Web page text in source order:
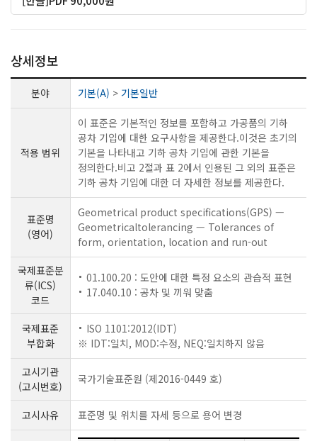
상세정보
분야 기본(A) > 기본일반
적용 범위
이 표준은 기본적인 정보를 포함하고 가공품의 기하
공차 기입에 대한 요구사항을 제공한다.이것은 초기의
기본을 나타내고 기하 공차 기입에 관한 기본을
정의한다.비고 2절과 표 2에서 인용된 그 외의 표준은
기하 공차 기입에 대한 더 자세한 정보를 제공한다.
표준명
(영어)
Geometrical product specifications(GPS) —
Geometricaltolerancing — Tolerances of
form, orientation, location and run-out
국제표준분
류(ICS)
코드
01.100.20 : 도안에 대한 특정 요소의 관습적 표현
17.040.10 : 공차 및 끼워 맞춤
국제표준
부합화
ISO 1101:2012(IDT)
※ IDT:일치, MOD:수정, NEQ:일치하지 않음
고시기관
(고시번호)
국가기술표준원 (제2016-0449 호)
고시사유 표준명 및 위치를 자세 등으로 용어 변경